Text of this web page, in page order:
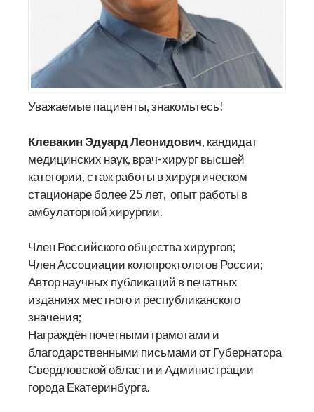
Уважаемые пациенты, знакомьтесь!
Клевакин Эдуард Леонидович, кандидат
медицинских наук, врач-хирург высшей
категории, стаж работы в хирургическом
стационаре более 25 лет, опыт работы в
амбулаторной хирургии.
Член Российского общества хирургов;
Член Ассоциации колопроктологов России;
Автор научных публикаций в печатных
изданиях местного и республиканского
значения;
Награждён почетными грамотами и
благодарственными письмами от Губернатора
Свердловской области и Администрации
города Екатеринбурга.